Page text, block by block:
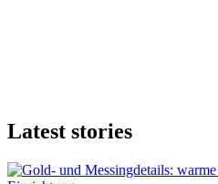
Latest stories